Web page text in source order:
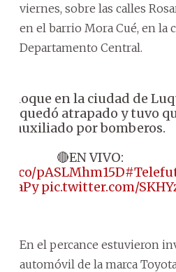
viernes, sobre las calles
en el barrio Mora Cué, en la
Departamento Central.
choque en la ciudad de
quedó atrapado y tuvo
auxiliado por bomberos.
🔴EN VIVO:
t.co/pASLMhm15D
pic.twitter.com/
En el percance estuvieron
automóvil de la marca